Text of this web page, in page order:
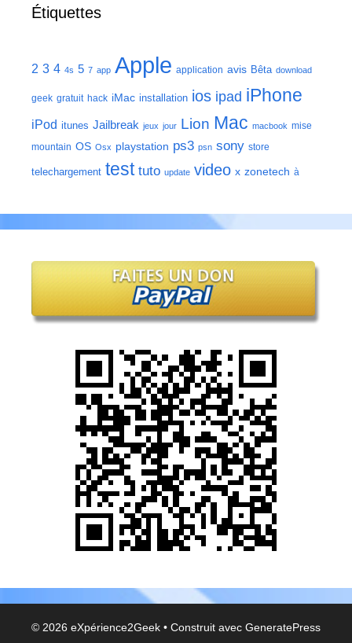
Étiquettes
2 3 4 4s 5 7 app Apple application avis Bêta download
geek gratuit hack iMac installation ios ipad iPhone
iPod itunes Jailbreak jeux jour Lion Mac macbook mise
mountain OS Osx playstation ps3 psn sony store
telechargement test tuto update video x zonetech à
© 2026 eXpérience2Geek • Construit avec GeneratePress